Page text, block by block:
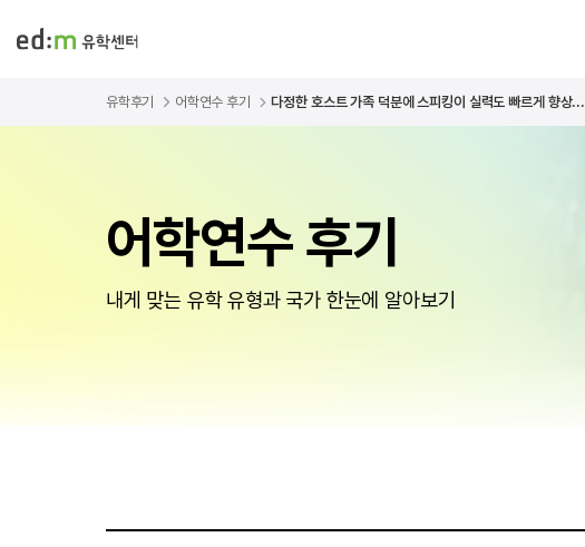
유학후기 어학연수 후기 다정한 호스트 가족 덕분에 스피킹이 실력도 빠르게 향상...
어학연수 후기
내게 맞는 유학 유형과 국가 한눈에 알아보기